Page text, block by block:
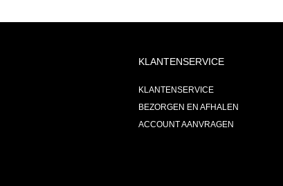
KLANTENSERVICE
KLANTENSERVICE
BEZORGEN EN AFHALEN
ACCOUNT AANVRAGEN